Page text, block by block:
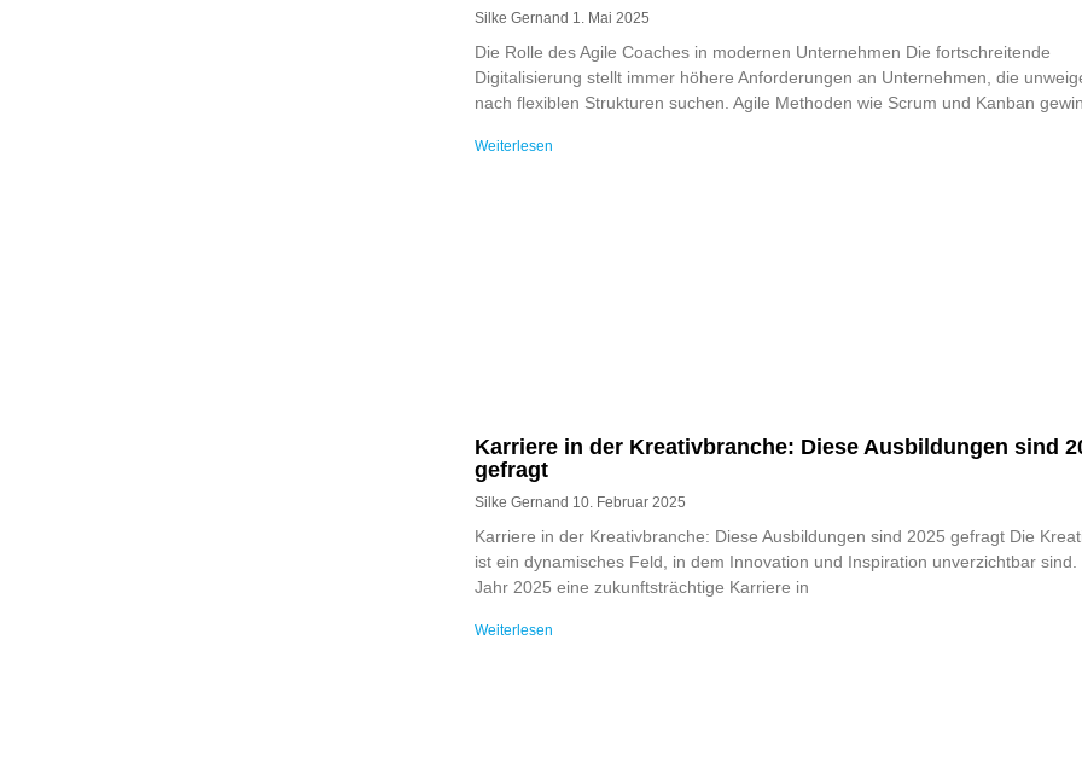
Silke Gernand 1. Mai 2025
Die Rolle des Agile Coaches in modernen Unternehmen Die fortschreitende
Digitalisierung stellt immer höhere Anforderungen an Unternehmen, die
nach flexiblen Strukturen suchen. Agile Methoden wie Scrum und Kanban
Weiterlesen
Karriere in der Kreativbranche: Diese Ausbildungen sind
gefragt
Silke Gernand 10. Februar 2025
Karriere in der Kreativbranche: Diese Ausbildungen sind 2025 gefragt Die
ist ein dynamisches Feld, in dem Innovation und Inspiration unverzichtbar sind.
Jahr 2025 eine zukunftsträchtige Karriere in
Weiterlesen